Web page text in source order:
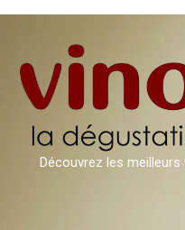
Découvrez les